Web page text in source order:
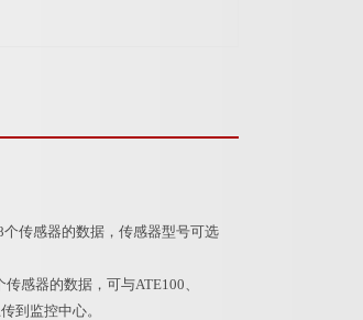
传感器的数据，传感器型号可选
感器的数据，可与ATE100、
到监控中心。